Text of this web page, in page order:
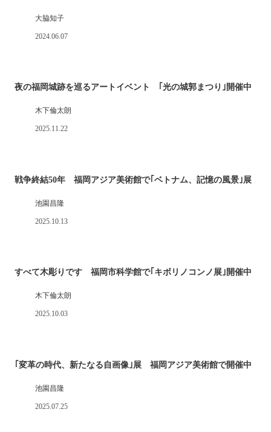
大脇知子
2024.06.07
夜の福岡城跡を巡るアートイベント ｢光の城郭まつり｣開催中
木下倫太朗
2025.11.22
戦争終結50年 福岡アジア美術館で｢ベトナム、記憶の風景｣展
池園昌隆
2025.10.13
すべて木彫りです 福岡市科学館で｢キボリノコンノ展｣開催中
木下倫太朗
2025.10.03
｢変革の時代、新たなる自画像｣展 福岡アジア美術館で開催中
池園昌隆
2025.07.25